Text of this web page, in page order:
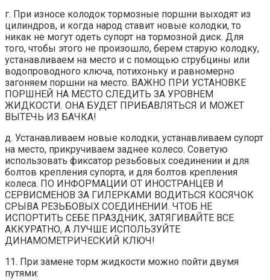
г. При износе колодок тормозные поршни выходят из
цилиндров, и когда народ ставит новые колодки, то
никак не могут одеть супорт на тормозной диск. Для
того, чтобы этого не произошло, берем старую колодку,
устанавливаем на место и с помощью струбцины или
водопроводного ключа, потихоньку и равномерно
загоняем поршни на место. ВАЖНО ПРИ УСТАНОВКЕ
ПОРШНЕЙ НА МЕСТО СЛЕДИТЬ ЗА УРОВНЕМ
ЖИДКОСТИ. ОНА БУДЕТ ПРИБАВЛЯТЬСЯ И МОЖЕТ
ВЫТЕЧЬ ИЗ БАЧКА!
д. Устанавливаем новые колодки, устанавливаем супорт
на место, прикручиваем заднее колесо. Советую
использовать фиксатор резьбовых соединении и для
болтов крепления супорта, и для болтов крепления
колеса. ПО ИНФОРМАЦИИ ОТ ИНОСТРАНЦЕВ И
СЕРВИСМЕНОВ ЗА ГИЛЕРКАМИ ВОДИТЬСЯ КОСЯЧОК
СРЫВА РЕЗЬБОВЫХ СОЕДИНЕНИИ. ЧТОБ НЕ
ИСПОРТИТЬ СЕБЕ ПРАЗДНИК, ЗАТЯГИВАЙТЕ ВСЕ
АККУРАТНО, А ЛУЧШЕ ИСПОЛЬЗУЙТЕ
ДИНАМОМЕТРИЧЕСКИЙ КЛЮЧ!
11. При замене торм жидкости можно пойти двумя
путями: